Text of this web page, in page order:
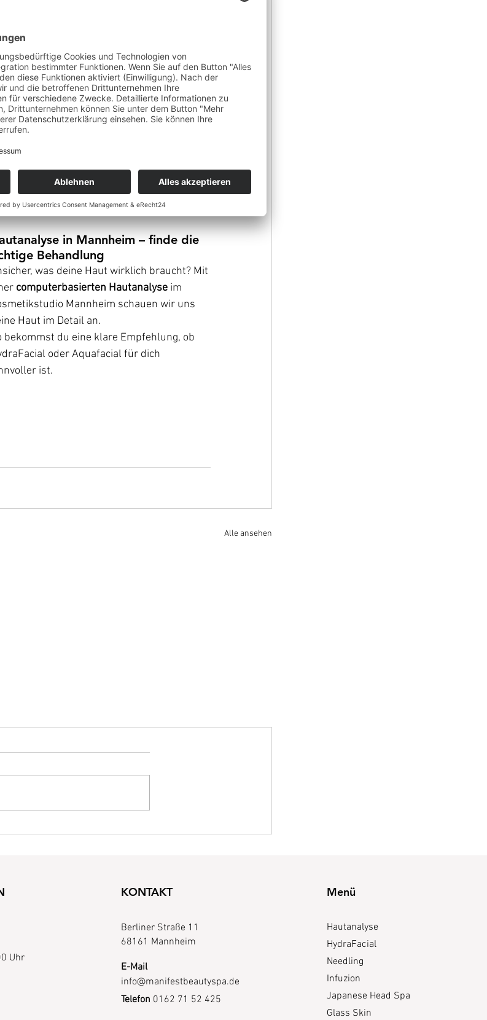
Behandlung einzigartig: Anti-Aging,
Behandlungen perfekt personalisiert
Basislösungen.
Hautschüppchen zu entfernen und die
: stärkere Wirkstoffe, modernste
Ergebnisse.
– die Entscheidung hängt von deiner Haut
in Mannheim – finde die
Behandlung
was deine Haut wirklich braucht? Mit
computerbasierten Hautanalyse im
Mannheim schauen wir uns
Haut im Detail an.
bekommst du eine klare Empfehlung, ob
oder Aquafacial für dich
ist.
Alle ansehen
Uhr
KONTAKT
Berliner Straße 11
68161 Mannheim
E-Mail
info@manifestbeautyspa.de
Telefon 0162 71 52 425
Menü
Hautanalyse
HydraFacial
Needling
Infuzion
Japanese Head Spa
Glass Skin